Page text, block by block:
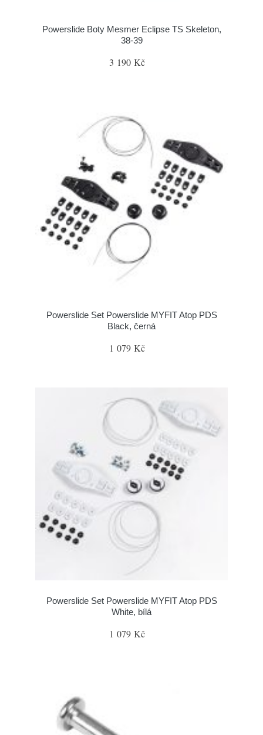
Powerslide Boty Mesmer Eclipse TS Skeleton,
38-39
3 190 Kč
Powerslide Set Powerslide MYFIT Atop PDS
Black, černá
1 079 Kč
Powerslide Set Powerslide MYFIT Atop PDS
White, bílá
1 079 Kč